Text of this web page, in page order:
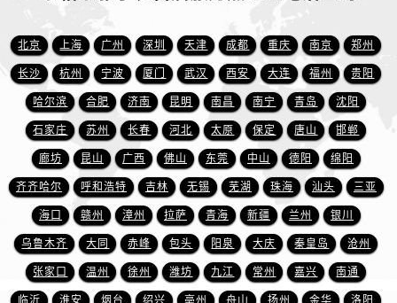
安徽省淮南市田家庵区国庆中路泰格豪雅售后服务中心（需提前预约）
安徽省黄山市屯溪区黄山西路泰格豪雅售后服务中心（需提前预约）
安徽省六安市金安区解放中路泰格豪雅售后服务中心（需提前预约）
安徽省马鞍山市雨山区湖南西路泰格豪雅售后服务中心（需提前预约）
安徽省宿州市埇桥区人民中路泰格豪雅售后服务中心（需提前预约）
安徽省铜陵市铜官区石城大道泰格豪雅售后服务中心（需提前预约）
安徽省芜湖市镜湖区中山路步行街泰格豪雅售后服务中心（需提前预约）
安徽省宣城市宣州区叠嶂西路泰格豪雅售后服务中心（需提前预约）
福建省龙岩市新罗区九一南路泰格豪雅售后服务中心（需提前预约）
福建省南平市建阳区人民西路泰格豪雅售后服务中心（需提前预约）
福建省宁德市蕉城区天湖东路泰格豪雅售后服务中心（需提前预约）
北京 上海 广州 深圳 天津 成都 重庆 南京 郑州
长沙 杭州 宁波 厦门 武汉 西安 大连 福州 贵阳
哈尔滨 合肥 济南 昆明 南昌 南宁 青岛 沈阳
石家庄 苏州 长春 河北 太原 保定 唐山 邯郸
廊坊 昆山 广西 佛山 东莞 中山 德阳 绵阳
齐齐哈尔 呼和浩特 吉林 无锡 芜湖 珠海 汕头 三亚
海口 赣州 漳州 拉萨 青海 新疆 兰州 银川
乌鲁木齐 大同 赤峰 包头 阳泉 大庆 秦皇岛 沧州
张家口 温州 徐州 潍坊 九江 常州 嘉兴 南通
临沂 淮安 烟台 绍兴 亳州 舟山 扬州 金华 洛阳